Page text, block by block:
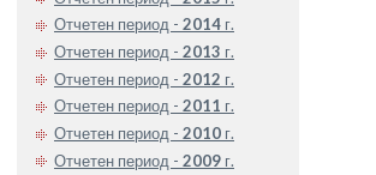
Отчетен период - 2014 г.
Отчетен период - 2013 г.
Отчетен период - 2012 г.
Отчетен период - 2011 г.
Отчетен период - 2010 г.
Отчетен период - 2009 г.